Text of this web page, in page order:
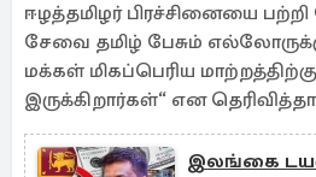
ஈழத்தமிழர் பிரச்சினையை பற்றி
சேவை தமிழ் பேசும்
மக்கள் மிகப்பெரிய
இருக்கிறார்கள்“ என
இலங்கை